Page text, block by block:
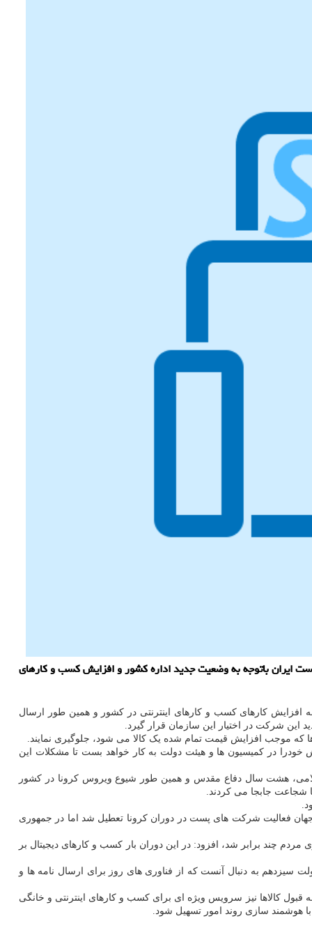
ایران باتوجه به وضعیت جدید اداره کشور و افزایش کسب و کارهای
کارهای کسب و کارهای اینترنتی در کشور و همین طور ارسال
شرکت در اختیار این سازمان قرار گیرد.
موجب افزایش قیمت تمام شده یک کالا می شود، جلوگیری نمایند.
در کمیسیون ها و هیئت دولت به کار خواهد بست تا مشکلات این
هشت سال دفاع مقدس و همین طور شیوع ویروس کرونا در کشور
شجاعت جابجا می کردند.
فعالیت شرکت های پست در دوران کرونا تعطیل شد اما در جمهوری
چند برابر شد، افزود: در این دوران بار کسب و کارهای دیجیتال بر
سیزدهم به دنبال آنست که از فناوری های روز برای ارسال نامه ها و
کالاها نیز سرویس ویژه ای برای کسب و کارهای اینترنتی و خانگی
هوشمند سازی روند امور تسهیل شود.